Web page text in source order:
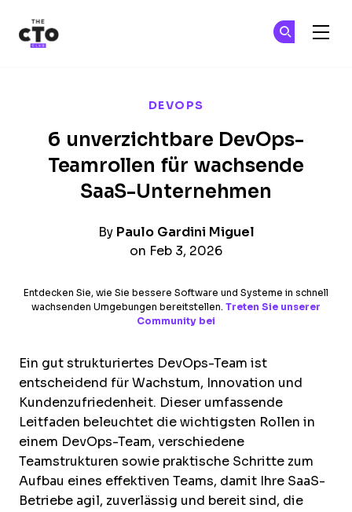
DEVOPS
6 unverzichtbare DevOps-
Teamrollen für wachsende
SaaS-Unternehmen
By Paulo Gardini Miguel
on Feb 3, 2026
Entdecken Sie, wie Sie bessere Software und Systeme in schnell
wachsenden Umgebungen bereitstellen. Treten Sie unserer
Community bei
Ein gut strukturiertes DevOps-Team ist
entscheidend für Wachstum, Innovation und
Kundenzufriedenheit. Dieser umfassende
Leitfaden beleuchtet die wichtigsten Rollen in
einem DevOps-Team, verschiedene
Teamstrukturen sowie praktische Schritte zum
Aufbau eines effektiven Teams, damit Ihre SaaS-
Betriebe agil, zuverlässig und bereit sind, die